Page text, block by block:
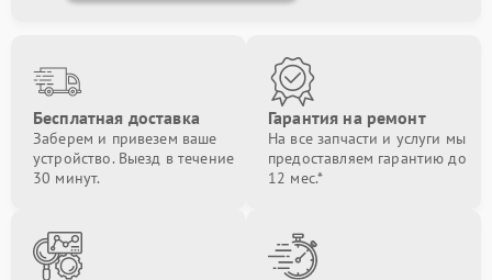
Бесплатная доставка
Заберем и привезем ваше
устройство. Выезд в течение
30 минут.
Гарантия на ремонт
На все запчасти и услуги мы
предоставляем гарантию до
12 мес.*